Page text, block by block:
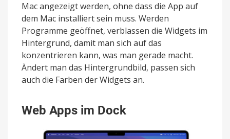
Mac angezeigt werden, ohne dass die App auf
dem Mac installiert sein muss. Werden
Programme geöffnet, verblassen die Widgets im
Hintergrund, damit man sich auf das
konzentrieren kann, was man gerade macht.
Ändert man das Hintergrundbild, passen sich
auch die Farben der Widgets an.
Web Apps im Dock